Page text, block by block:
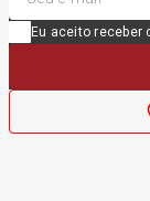
Eu aceito receber